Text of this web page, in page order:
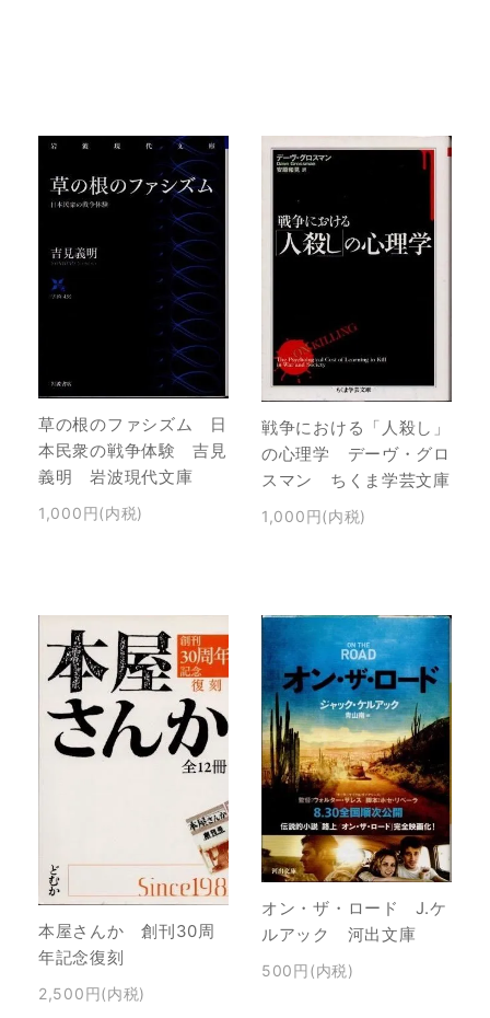
草の根のファシズム 日
本民衆の戦争体験 吉見
義明 岩波現代文庫
1,000円(内税)
戦争における「人殺し」
の心理学 デーヴ・グロ
スマン ちくま学芸文庫
1,000円(内税)
本屋さんか 創刊30周
年記念復刻
2,500円(内税)
オン・ザ・ロード J.ケ
ルアック 河出文庫
500円(内税)